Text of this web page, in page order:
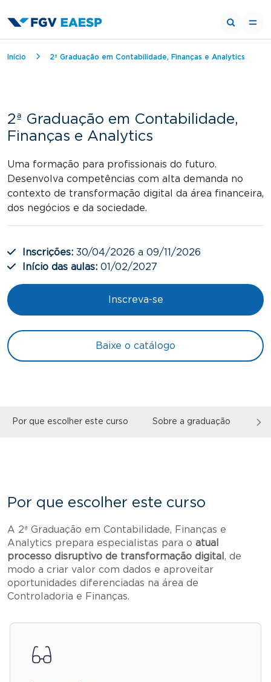
Trilha de navegação
Início 2ª Graduação em Contabilidade, Finanças e Analytics
2ª Graduação em Contabilidade,
Finanças e Analytics
Uma formação para profissionais do futuro.
Desenvolva competências com alta demanda no
contexto de transformação digital da área financeira,
dos negócios e da sociedade.
Inscrições: 30/04/2026 a 09/11/2026
Início das aulas: 01/02/2027
Inscreva-se
Baixe o catálogo
Por que escolher este curso Sobre a graduação
Por que escolher este curso
A 2ª Graduação em Contabilidade, Finanças e
Analytics prepara especialistas para o atual
processo disruptivo de transformação digital , de
modo a criar valor com dados e aproveitar
oportunidades diferenciadas na área de
Controladoria e Finanças.